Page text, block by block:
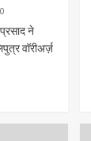
ने
वॉरीअर्ज़